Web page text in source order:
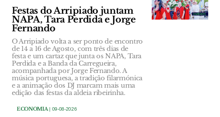
Festas do Arripiado juntam
NAPA, Tara Perdida e Jorge
Fernando
O Arripiado volta a ser ponto de encontro
de 14 a 16 de Agosto, com três dias de
festa e um cartaz que junta os NAPA, Tara
Perdida e a Banda da Carregueira,
acompanhada por Jorge Fernando. A
música portuguesa, a tradição filarmónica
e a animação dos DJ marcam mais uma
edição das festas da aldeia ribeirinha.
ECONOMIA | 09-08-2026